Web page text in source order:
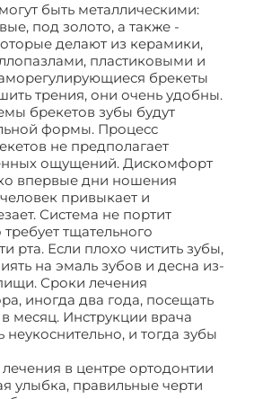
быть металлическими:
под золото, а также -
делают из керамики,
пластиковыми и
брекеты
трения, они очень удобны.
брекетов зубы будут
формы. Процесс
не предполагает
ощущений. Дискомфорт
впервые дни ношения
привыкает и
Система не портит
тщательного
рта. Если плохо чистить зубы,
на эмаль зубов и десна из-
Сроки лечения
иногда два года, посещать
месяц. Инструкции врача
и тогда зубы
в центре ортодонтии
улыбка, правильные черти